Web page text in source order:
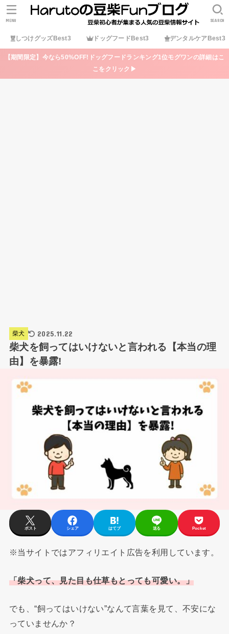
しつけグッズBest3 ドッグフードBest3 デンタルケアBest3
SEARCH
MENU
【期間限定】今なら50%OFF!ドッグフードランキング1位モグワンの詳細はこ
こをクリック▶
柴犬 2025.11.22
柴犬を飼ってはいけないと言われる【本当の理
由】を暴露!
ポスト シェア はてブ 送る Pocket
※当サイトではアフィリエイト広告を利用しています。
「柴犬って、見た目も仕草もとっても可愛い。」
でも、“飼ってはいけない”なんて言葉を見て、不安にな
っていませんか？